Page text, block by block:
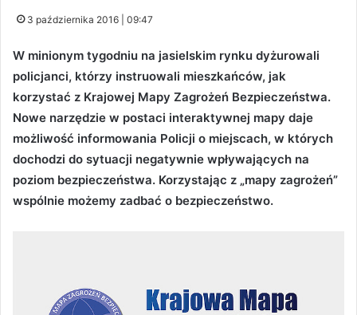
3 października 2016 | 09:47
W minionym tygodniu na jasielskim rynku dyżurowali
policjanci, którzy instruowali mieszkańców, jak
korzystać z Krajowej Mapy Zagrożeń Bezpieczeństwa.
Nowe narzędzie w postaci interaktywnej mapy daje
możliwość informowania Policji o miejscach, w których
dochodzi do sytuacji negatywnie wpływających na
poziom bezpieczeństwa. Korzystając z „mapy zagrożeń”
wspólnie możemy zadbać o bezpieczeństwo.